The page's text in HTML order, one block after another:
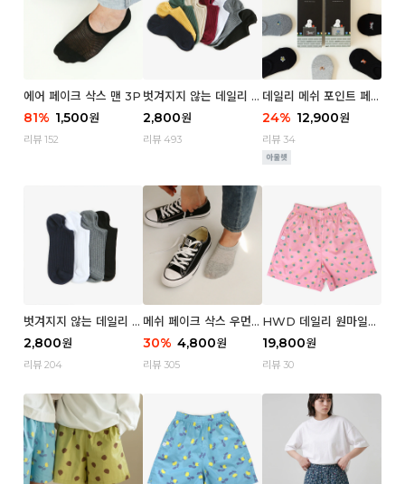
에어 페이크 삭스 맨 3P
81% 1,500원
리뷰 152
벗겨지지 않는 데일리 페
이크 삭스 (우먼)
2,800원
리뷰 493
데일리 메쉬 포인트 페이
크 삭스 우먼 4P
24% 12,900원
리뷰 34
벗겨지지 않는 데일리 페
이크 삭스 (맨)
2,800원
리뷰 204
메쉬 페이크 삭스 우먼 3
P
30% 4,800원
리뷰 305
HWD 데일리 원마일
쇼츠 - 04 Aroma (우
먼)
19,800원
리뷰 30